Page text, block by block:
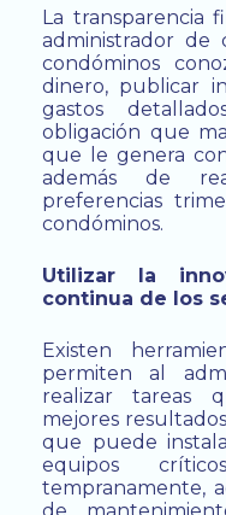
La transparencia
administrador de
condóminos
dinero, publicar
gastos
obligación que
que le genera
además de
preferencias
condóminos.
Utilizar la
continua de los
Existen
permiten al
realizar tareas
mejores
que puede
equipos
tempranamente,